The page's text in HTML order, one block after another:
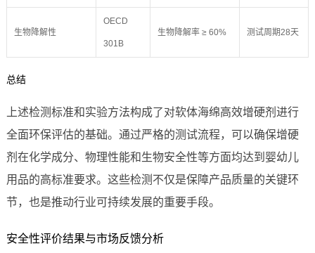
生物降解性
OECD
301B
生物降解率 ≥ 60% 测试周期28天
总结
上述检测标准和实验方法构成了对软体海绵高效增硬剂进行
全面环保评估的基础。通过严格的测试流程，可以确保增硬
剂在化学成分、物理性能和生物安全性等方面均达到婴幼儿
用品的高标准要求。这些检测不仅是保障产品质量的关键环
节，也是推动行业可持续发展的重要手段。
安全性评价结果与市场反馈分析